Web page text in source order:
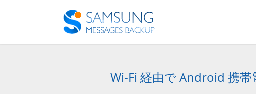
Wi-Fi 経由で Android 携